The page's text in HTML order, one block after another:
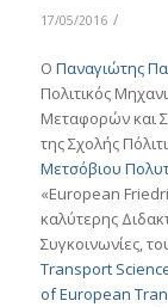
17/05/2016 /
Ο Παναγιώτης
Πολιτικός
Μεταφορών και
της Σχολής
Μετσόβιου
«European
καλύτερης
Συγκοινωνίες,
Transport
of European